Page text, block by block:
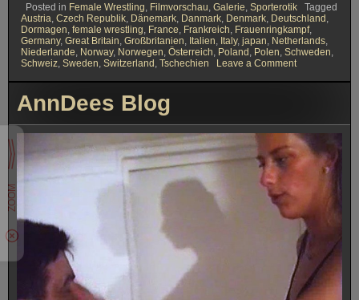
Posted in Female Wrestling, Filmvorschau, Galerie, Sporterotik
Tagged
Austria, Czech Republik, Dänemark, Danmark, Denmark, Deutschland ,
Dormagen, female wrestling, France, Frankreich, Frauenringkampf,
Germany, Great Britain, Großbritanien, Italien, Italy, japan, Netherlands,
Niederlande, Norway, Norwegen, Österreich, Poland , Polen, Schweden,
Schweiz, Sweden, Switzerland , Tschechien Leave a Commenton
Ladies
AnnDees Blog